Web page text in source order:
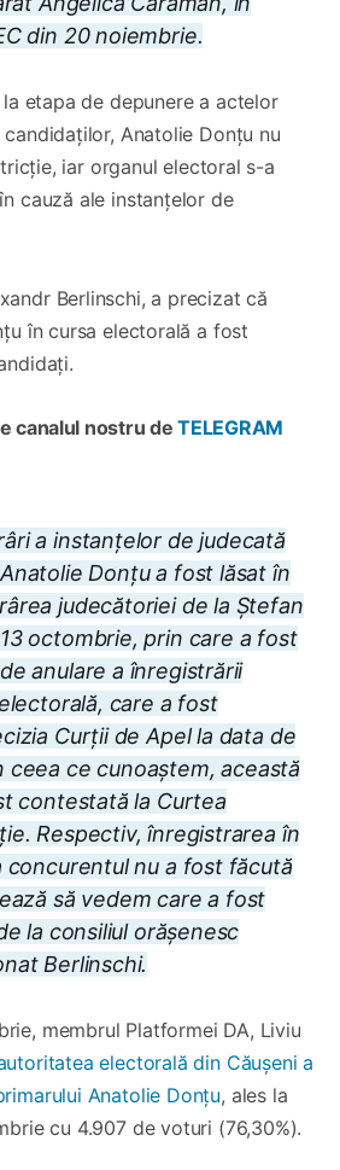
din 20 noiembrie.
etapa de depunere a actelor
Anatolie Donțu nu
iar organul electoral s-a
cauză ale instanțelor de
Berlinschi, a precizat că
în cursa electorală a fost
canalul nostru deTELEGRAM
a instanțelor de judecată
Donțu a fost lăsat în
judecătoriei de la Ștefan
octombrie, prin care a fost
anulare a înregistrării
care a fost
Curții de Apel la data de
ceea ce cunoaștem, această
contestată la Curtea
Respectiv, înregistrarea în
concurentul nu a fost făcută
să vedem care a fost
la consiliul orășenesc
Berlinschi.
membrul Platformei DA, Liviu
electorală din Căușeni a
Anatolie Donțu, ales la
cu 4.907 de voturi (76,30%).